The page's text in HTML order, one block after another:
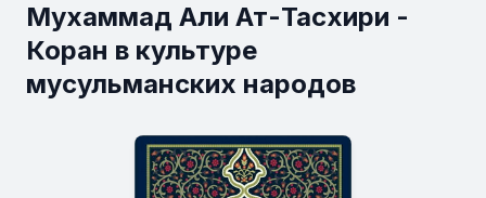
Мухаммад Али Ат-Тасхири -
Коран в культуре
мусульманских народов